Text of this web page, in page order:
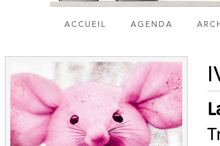
ACCUEIL AGENDA